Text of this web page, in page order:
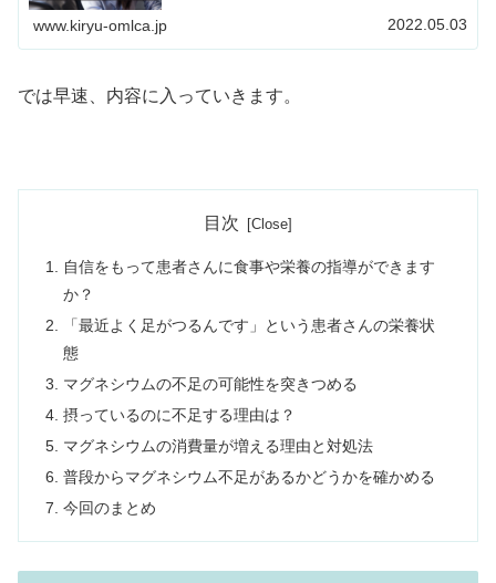
www.kiryu-omlca.jp 2022.05.03
では早速、内容に入っていきます。
目次
自信をもって患者さんに食事や栄養の指導ができます
か？
「最近よく足がつるんです」という患者さんの栄養状
態
マグネシウムの不足の可能性を突きつめる
摂っているのに不足する理由は？
マグネシウムの消費量が増える理由と対処法
普段からマグネシウム不足があるかどうかを確かめる
今回のまとめ